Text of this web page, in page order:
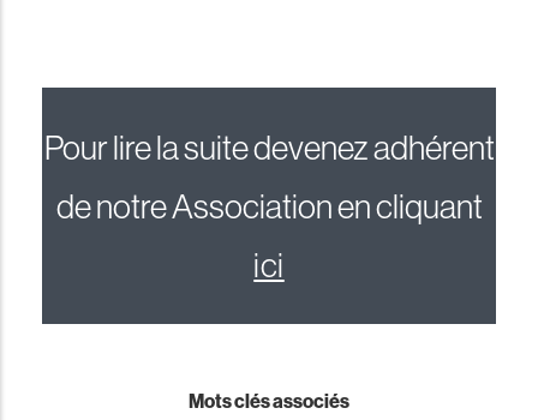
Pour lire la suite devenez adhérent
de notre Association en cliquant
ici
Mots clés associés